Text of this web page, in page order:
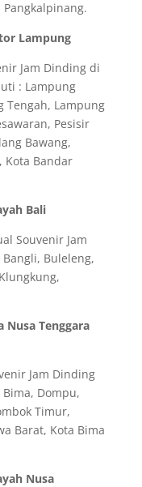
Lampung
Jam Dinding di
: Lampung
Tengah, Lampung
Pesisir
Bawang,
Kota Bandar
Bali
Souvenir Jam
Buleleng,
Nusa Tenggara
Jam Dinding
Dompu,
Timur,
Barat, Kota Bima
Nusa